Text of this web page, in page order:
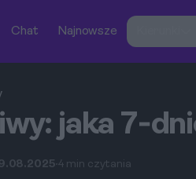
Chat Najnowsze
jaka
4 min czytania